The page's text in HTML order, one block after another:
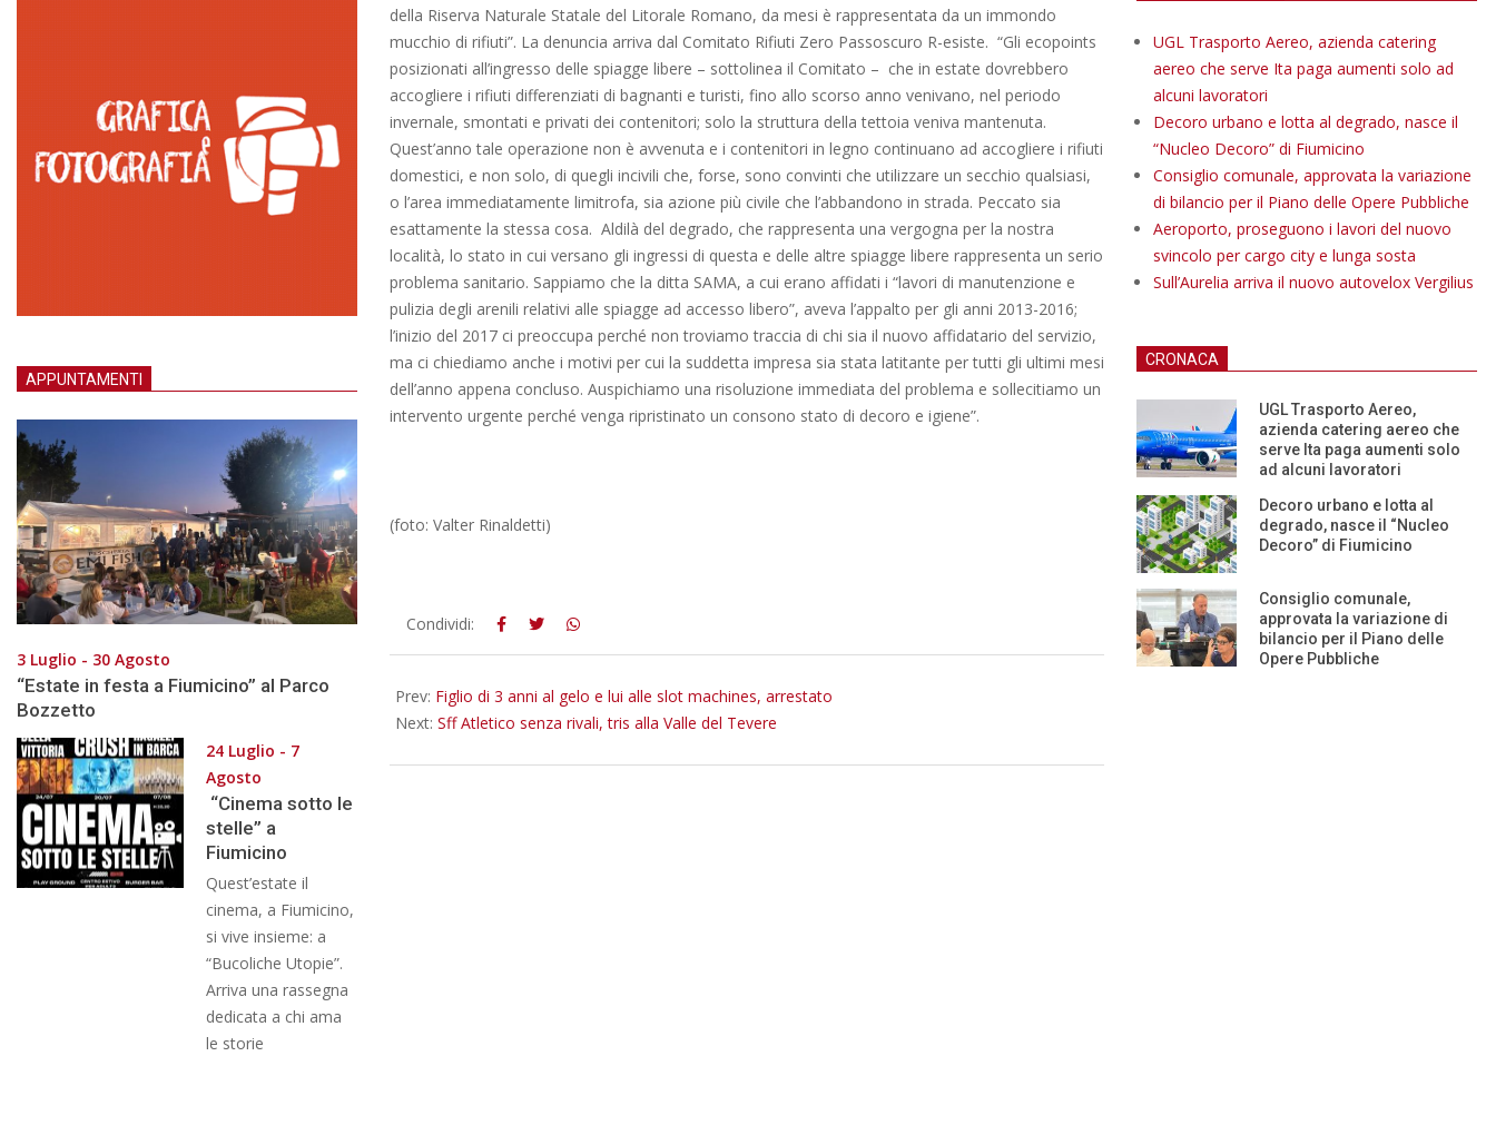
della Riserva Naturale Statale del Litorale Romano, da mesi è rappresentata da un immondo
mucchio di rifiuti”. La denuncia arriva dal Comitato Rifiuti Zero Passoscuro R-esiste. “Gli ecopoints
posizionati all’ingresso delle spiagge libere – sottolinea il Comitato – che in estate dovrebbero
accogliere i rifiuti differenziati di bagnanti e turisti, fino allo scorso anno venivano, nel periodo
invernale, smontati e privati dei contenitori; solo la struttura della tettoia veniva mantenuta.
Quest’anno tale operazione non è avvenuta e i contenitori in legno continuano ad accogliere i rifiuti
domestici, e non solo, di quegli incivili che, forse, sono convinti che utilizzare un secchio qualsiasi,
o l’area immediatamente limitrofa, sia azione più civile che l’abbandono in strada. Peccato sia
esattamente la stessa cosa. Aldilà del degrado, che rappresenta una vergogna per la nostra
località, lo stato in cui versano gli ingressi di questa e delle altre spiagge libere rappresenta un serio
problema sanitario. Sappiamo che la ditta SAMA, a cui erano affidati i “lavori di manutenzione e
pulizia degli arenili relativi alle spiagge ad accesso libero”, aveva l’appalto per gli anni 2013-2016;
l’inizio del 2017 ci preoccupa perché non troviamo traccia di chi sia il nuovo affidatario del servizio,
ma ci chiediamo anche i motivi per cui la suddetta impresa sia stata latitante per tutti gli ultimi mesi
dell’anno appena concluso. Auspichiamo una risoluzione immediata del problema e sollecitiamo un
intervento urgente perché venga ripristinato un consono stato di decoro e igiene”.
(foto: Valter Rinaldetti)
2017-
01-
Condividi:
Prev: Figlio di 3 anni al gelo e lui alle slot machines, arrestato
Next: Sff Atletico senza rivali, tris alla Valle del Tevere
APPUNTAMENTI
3 Luglio - 30 Agosto
“Estate in festa a Fiumicino” al Parco
Bozzetto
24 Luglio - 7
Agosto
“Cinema sotto le
stelle” a
Fiumicino
Quest’estate il
cinema, a Fiumicino,
si vive insieme: a
“Bucoliche Utopie”.
Arriva una rassegna
dedicata a chi ama
le storie
UGL Trasporto Aereo, azienda catering
aereo che serve Ita paga aumenti solo ad
alcuni lavoratori
Decoro urbano e lotta al degrado, nasce il
“Nucleo Decoro” di Fiumicino
Consiglio comunale, approvata la variazione
di bilancio per il Piano delle Opere Pubbliche
Aeroporto, proseguono i lavori del nuovo
svincolo per cargo city e lunga sosta
Sull’Aurelia arriva il nuovo autovelox Vergilius
CRONACA
UGL Trasporto Aereo,
azienda catering aereo che
serve Ita paga aumenti solo
ad alcuni lavoratori
Decoro urbano e lotta al
degrado, nasce il “Nucleo
Decoro” di Fiumicino
Consiglio comunale,
approvata la variazione di
bilancio per il Piano delle
Opere Pubbliche